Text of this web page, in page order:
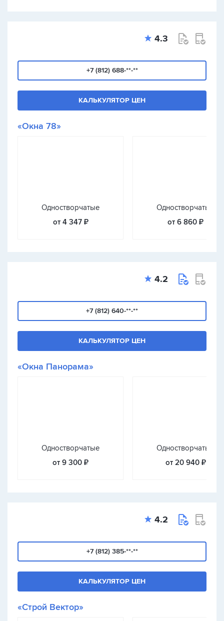
4.3
+7 (812) 688-**-**
КАЛЬКУЛЯТОР ЦЕН
«Окна 78»
Одностворчатые
от 4 347 ₽
Одностворчатые
от 6 860 ₽
4.2
+7 (812) 640-**-**
КАЛЬКУЛЯТОР ЦЕН
«Окна Панорама»
Одностворчатые
от 9 300 ₽
Одностворчатые
от 20 940 ₽
4.2
+7 (812) 385-**-**
КАЛЬКУЛЯТОР ЦЕН
«Строй Вектор»